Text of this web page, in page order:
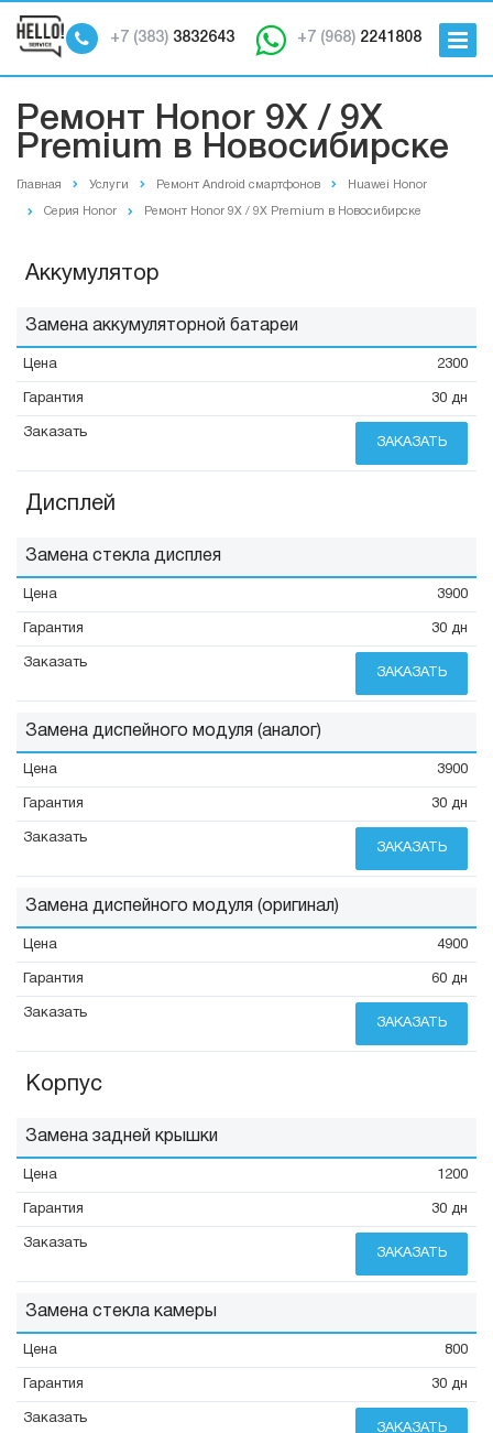
+7 (968) 2241808
+7 (383) 3832643
Ремонт Honor 9X / 9X
Premium в Новосибирске
Главная Услуги Ремонт Android смартфонов Huawei Honor
Серия Honor Ремонт Honor 9X / 9X Premium в Новосибирске
Аккумулятор
Замена аккумуляторной батареи
2300
30 дн
ЗАКАЗАТЬ
Дисплей
Замена стекла дисплея
3900
30 дн
ЗАКАЗАТЬ
Замена диспейного модуля (аналог)
3900
30 дн
ЗАКАЗАТЬ
Замена диспейного модуля (оригинал)
4900
60 дн
ЗАКАЗАТЬ
Корпус
Замена задней крышки
1200
30 дн
ЗАКАЗАТЬ
Замена стекла камеры
800
30 дн
ЗАКАЗАТЬ